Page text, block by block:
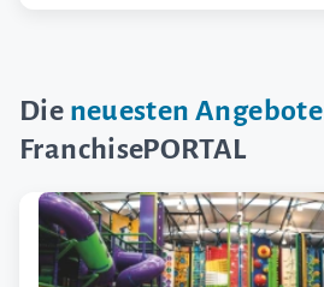
Die neuesten Angebote
FranchisePORTAL